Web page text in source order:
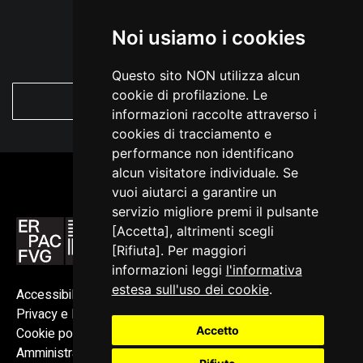
Noi usiamo i cookies
Questo sito NON utilizza alcun
cookie di profilazione. Le
informazioni raccolte attraverso i
cookies di tracciamento e
performance non identificano
alcun visitatore individuale. Se
vuoi aiutarci a garantire un
servizio migliore premi il pulsante
[Accetta], altrimenti scegli
[Rifiuta]. Per maggiori
informazioni leggi l'informativa
estesa sull'uso dei cookie.
Accetto
VEDI TUTTE
Accessibilità
Privacy e Note legali
Cookie policy
Amministrazione trasparente